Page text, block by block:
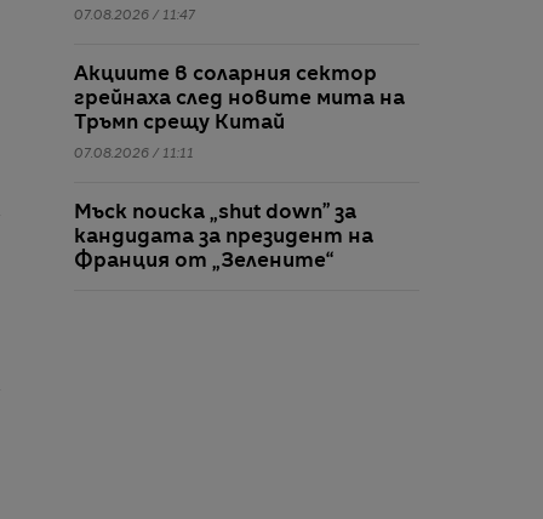
пространство
07.08.2026 / 11:47
Акциите в соларния сектор
грейнаха след новите мита на
Тръмп срещу Китай
07.08.2026 / 11:11
Мъск поиска „shut down” за
кандидата за президент на
Франция от „Зелените“